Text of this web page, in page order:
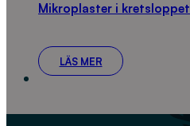
Mikroplaster i kretsloppet
LÄS MER